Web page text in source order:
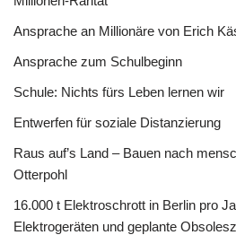
Ansprache an Millionäre von Erich
Ansprache zum Schulbeginn
Schule: Nichts fürs Leben lernen wir
Entwerfen für soziale Distanzierung
Raus auf’s Land – Bauen nach
Otterpohl
16.000 t Elektroschrott in Berlin pro
Elektrogeräten und geplante